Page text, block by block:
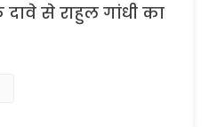
से राहुल गांधी का